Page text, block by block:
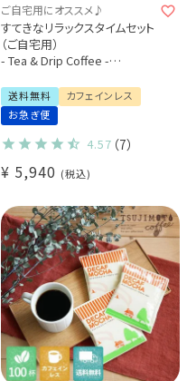
ご自宅用にオススメ♪
すてきなリラックスタイムセット
（ご自宅用）
- Tea & Drip Coffee -
ク
有機グリーンルイボスティー
×1パック
デカフェドリップコーヒー 3種
カ-アロナ-）36杯
無料 (dc) おしゃれ
送料無料
カフェインレス
お急ぎ便
4.57 （7）
¥ 5,940 税込